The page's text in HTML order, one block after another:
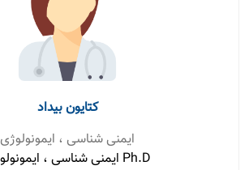
کتایون بیداد
ایمنی شناسی ، ایمونولوژی
Ph.D ایمنی شناسی ، ایمونولوژی